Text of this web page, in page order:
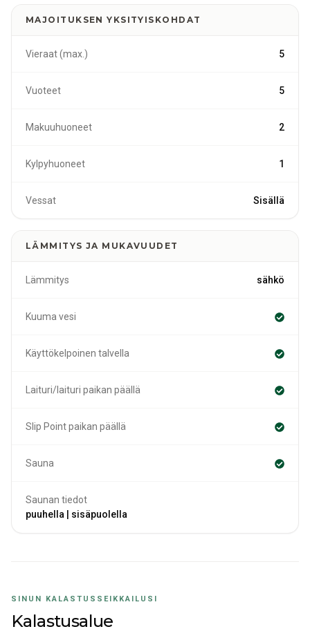
MAJOITUKSEN YKSITYISKOHDAT
Vieraat (max.) 5
Vuoteet 5
Makuuhuoneet 2
Kylpyhuoneet 1
Vessat Sisällä
LÄMMITYS JA MUKAVUUDET
Lämmitys sähkö
Kuuma vesi
Käyttökelpoinen talvella
Laituri/laituri paikan päällä
Slip Point paikan päällä
Sauna
Saunan tiedot
puuhella | sisäpuolella
SINUN KALASTUSSEIKKAILUSI
Kalastusalue